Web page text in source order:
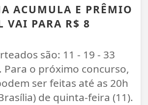
ACUMULA E PRÊMIO
VAI PARA R$ 8
são: 11 - 19 - 33
Para o próximo concurso,
ser feitas até as 20h
de quinta-feira (11).